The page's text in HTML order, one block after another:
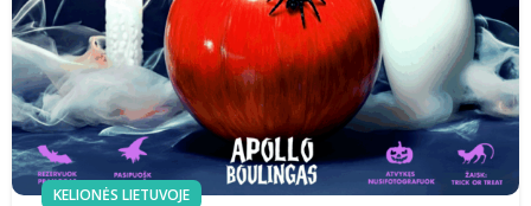
KELIONĖS LIETUVOJE